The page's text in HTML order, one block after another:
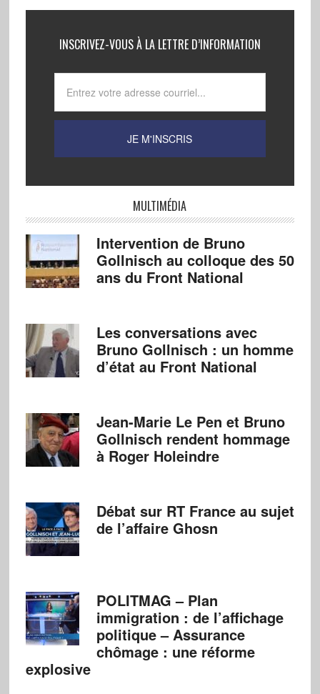
INSCRIVEZ-VOUS À LA LETTRE D’INFORMATION
MULTIMÉDIA
Intervention de Bruno
Gollnisch au colloque des 50
ans du Front National
Les conversations avec
Bruno Gollnisch : un homme
d’état au Front National
Jean-Marie Le Pen et Bruno
Gollnisch rendent hommage
à Roger Holeindre
Débat sur RT France au sujet
de l’affaire Ghosn
POLITMAG – Plan
immigration : de l’affichage
politique – Assurance
chômage : une réforme
explosive